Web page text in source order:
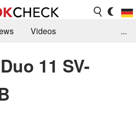
Videos
Suche
Jobs
...
11 SV-